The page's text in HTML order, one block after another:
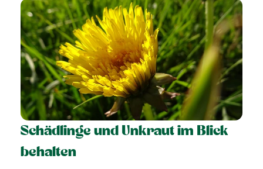
Schädlinge und Unkraut im Blick
behalten